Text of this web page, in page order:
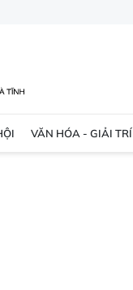
VĂN HÓA - GIẢI TRÍ